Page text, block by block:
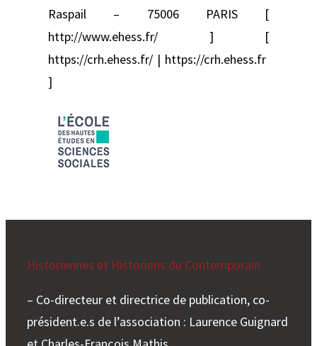
Raspail – 75006 PARIS [
http://www.ehess.fr/ ] [
https://crh.ehess.fr/ | https://crh.ehess.fr
]
Historiennes et Historiens du Contemporain
– Co-directeur et directrice de publication, co-
président.e.s de l’association : Laurence Guignard